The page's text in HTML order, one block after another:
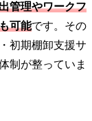
管理やワークフ
可能です。その
初期棚卸支援サ
制が整っていま